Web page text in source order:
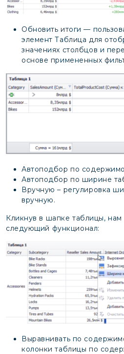
Обновить итоги —
элемент Таблица для
значениях столбцов и
основе примененных
Автоподбор по
Автоподбор по ширине
Вручную – регулировка
вручную.
Кликнув в шапке таблицы,
следующий функционал:
Выравнивать по
колонки таблицы по